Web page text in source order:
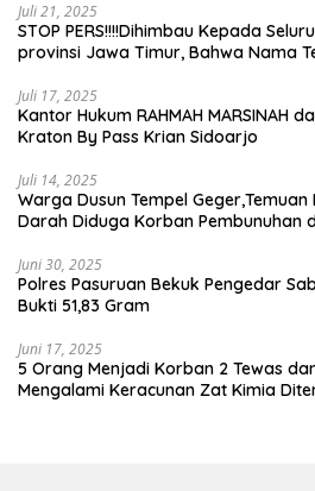
Juli 21, 2025
STOP PERS!!!!Dihimbau Kepada
provinsi Jawa Timur, Bahwa Nama
Juli 17, 2025
Kantor Hukum RAHMAH MARSINAH
Kraton By Pass Krian Sidoarjo
Juli 14, 2025
Warga Dusun Tempel
Darah Diduga Korban Pembunuhan
Juni 30, 2025
Polres Pasuruan Bekuk Pengedar
Bukti 51,83 Gram
Juni 17, 2025
5 Orang Menjadi Korban 2 Tewas
Mengalami Keracunan Zat Kimia